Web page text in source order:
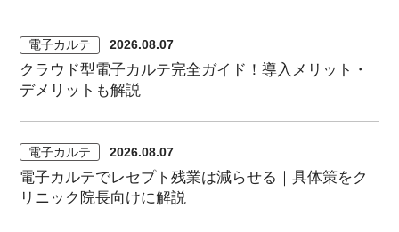
電子カルテ 2026.08.07
クラウド型電子カルテ完全ガイド！導入メリット・
デメリットも解説
電子カルテ 2026.08.07
電子カルテでレセプト残業は減らせる｜具体策をク
リニック院長向けに解説